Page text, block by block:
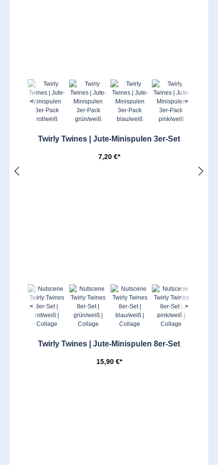
< >
Twirly Twines | Jute-Minispulen 3er-Set
7,20 €*
< >
Twirly Twines | Jute-Minispulen 8er-Set
15,90 €*